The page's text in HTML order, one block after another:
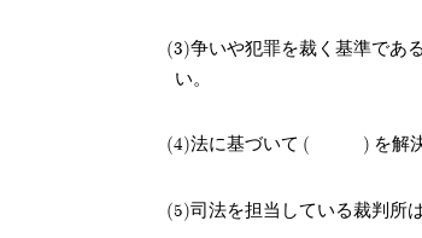
争いや犯罪を裁く基準であ
い。
法に基づいて を解
司法を担当している裁判所